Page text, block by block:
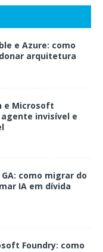
e Azure: como
arquitetura
e Microsoft
invisível e
como migrar do
IA em dívida
Foundry: como